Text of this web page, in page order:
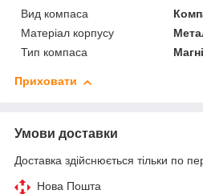
Вид компаса
Матеріал корпусу
Тип компаса
Приховати
Умови доставки
Доставка здійснюється тільки по
Нова Пошта